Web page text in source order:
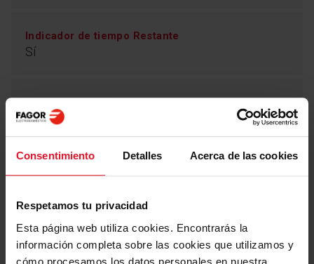
Consentimiento Detalles Acerca de las cookies
Respetamos tu privacidad
Esta página web utiliza cookies. Encontrarás la
información completa sobre las cookies que utilizamos y
cómo procesamos los datos personales en nuestra
Indicador de tiempo Restante
Sí
Programa Autolimpieza
Sí
Equipamiento